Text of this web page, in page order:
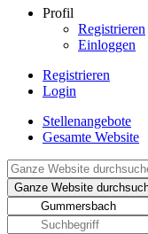
Profil
Registrieren
Einloggen
Registrieren
Login
Stellenangebote
Gesamte Website